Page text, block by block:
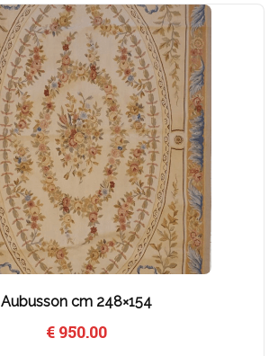
Aubusson cm 248×154
€ 950.00